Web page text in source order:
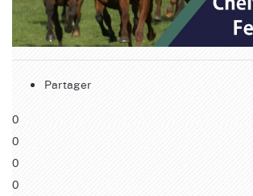
Partager
0
0
0
0